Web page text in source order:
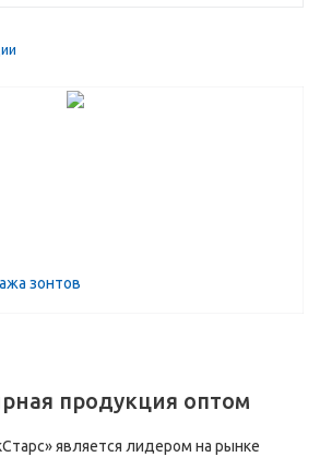
зонтов
продукция оптом
является лидером на рынке